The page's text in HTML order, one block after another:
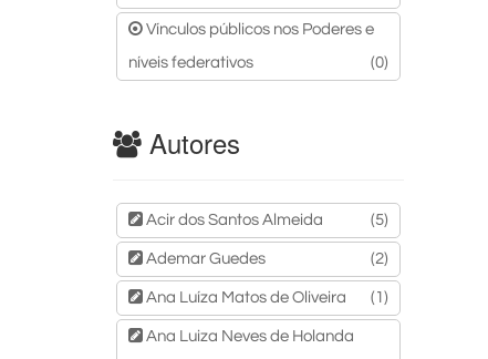
Vínculos públicos nos Poderes e
níveis federativos
(0)
Autores
Acir dos Santos Almeida (5)
Ademar Guedes (2)
Ana Luíza Matos de Oliveira (1)
Ana Luiza Neves de Holanda